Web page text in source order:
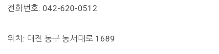
전화번호: 042-620-0512
위치: 대전 동구 동서대로 1689